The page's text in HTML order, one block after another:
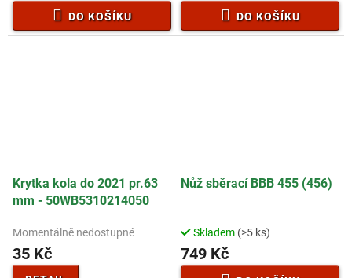
DO KOŠÍKU DO KOŠÍKU
Krytka kola do 2021 pr.63
mm - 50WB5310214050
Momentálně nedostupné
35 Kč
Nůž sběrací BBB 455 (456)
Skladem (>5 ks)
749 Kč